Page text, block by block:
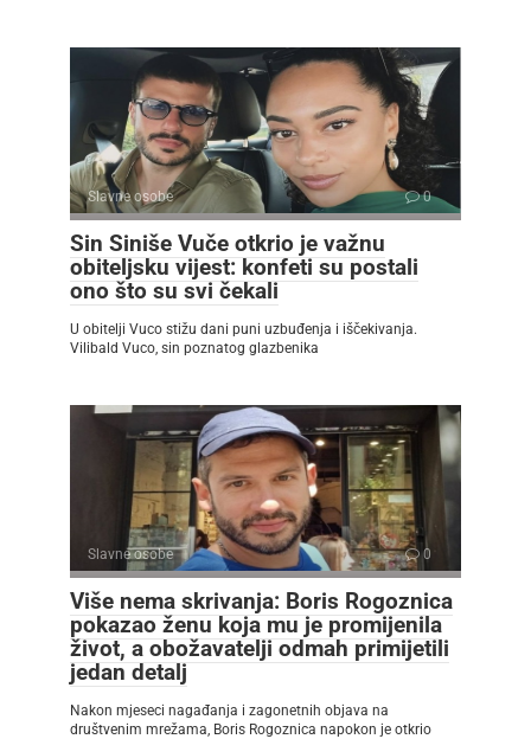
Slavne osobe 0
Sin Siniše Vuče otkrio je važnu
obiteljsku vijest: konfeti su postali
ono što su svi čekali
U obitelji Vuco stižu dani puni uzbuđenja i iščekivanja.
Vilibald Vuco, sin poznatog glazbenika
Slavne osobe 0
Više nema skrivanja: Boris Rogoznica
pokazao ženu koja mu je promijenila
život, a obožavatelji odmah primijetili
jedan detalj
Nakon mjeseci nagađanja i zagonetnih objava na
društvenim mrežama, Boris Rogoznica napokon je otkrio